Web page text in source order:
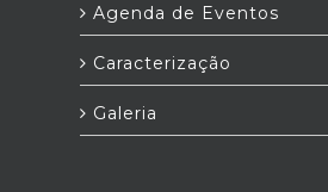
Agenda de Eventos
Caracterização
Galeria